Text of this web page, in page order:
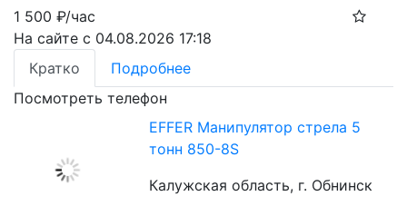
1 500 ₽/час
На сайте с 04.08.2026 17:18
Кратко
Подробнее
Посмотреть телефон
EFFER Манипулятор стрела 5
тонн 850-8S
Калужская область, г. Обнинск